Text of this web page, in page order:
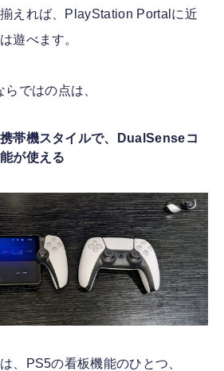
えれば、PlayStation Portalに近
遊べます。
ではの点は、
帯機スタイルで、DualSenseコ
が使える
、PS5の看板機能のひとつ、